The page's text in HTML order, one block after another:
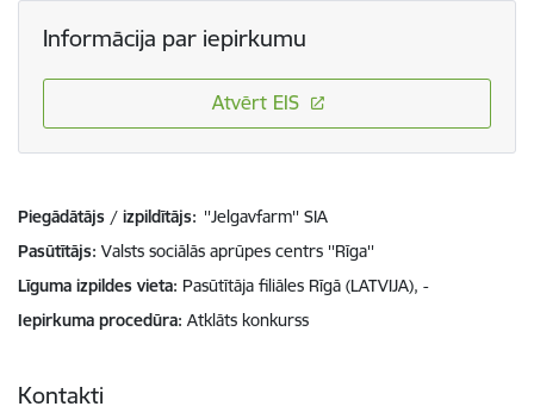
Informācija par iepirkumu
Atvērt EIS
Piegādātājs / izpildītājs: ''Jelgavfarm'' SIA
Pasūtītājs Valsts sociālās aprūpes centrs ''Rīga''
Līguma izpildes vieta Pasūtītāja filiāles Rīgā (LATVIJA), -
Iepirkuma procedūra Atklāts konkurss
Kontakti